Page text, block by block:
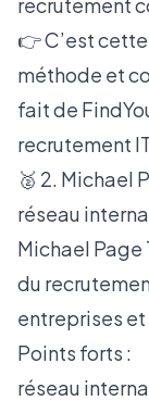
👉 C’est
méthode et
fait de
recrutement
🥈 2. Michael
réseau
Michael Page
du
entreprises
Points forts :
réseau